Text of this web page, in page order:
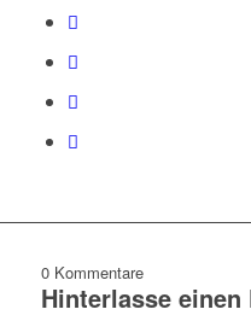
0 Kommentare
Hinterlasse einen